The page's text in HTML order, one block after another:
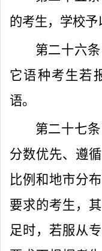
的考生，学校予
第二十六条
它语种考生若
语。
第二十七条
分数优先、遵
比例和地市分
要求的考生，
足时，若服从